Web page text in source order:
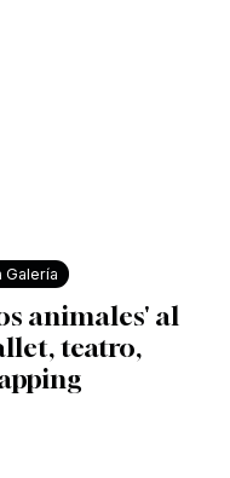
Galería
animales' al
teatro,